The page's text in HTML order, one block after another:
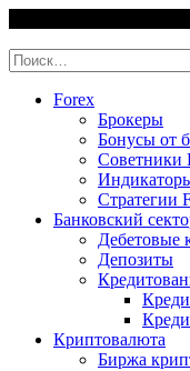
content
Найти:
Forex
Брокеры
Бонусы от
Советники
Стратегии
Банковский
Дебетовые
Депозиты
Криптовалюта
Биржа